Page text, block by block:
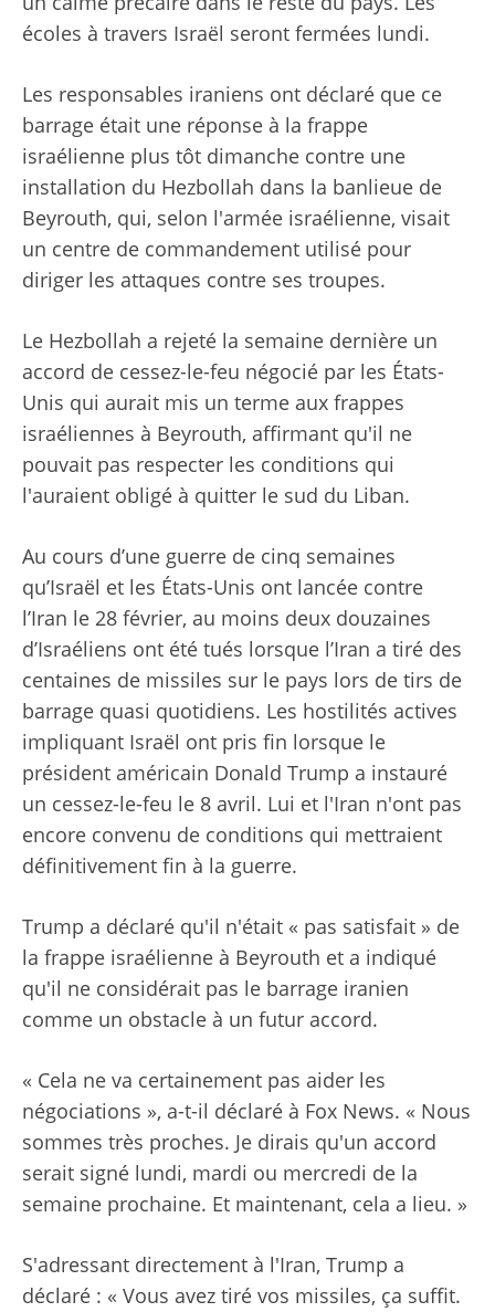
écoles à travers Israël seront fermées lundi.
Les responsables iraniens ont déclaré que ce
barrage était une réponse à la frappe
israélienne plus tôt dimanche contre une
installation du Hezbollah dans la banlieue de
Beyrouth, qui, selon l'armée israélienne, visait
un centre de commandement utilisé pour
diriger les attaques contre ses troupes.
Le Hezbollah a rejeté la semaine dernière un
accord de cessez-le-feu négocié par les États-
Unis qui aurait mis un terme aux frappes
israéliennes à Beyrouth, affirmant qu'il ne
pouvait pas respecter les conditions qui
l'auraient obligé à quitter le sud du Liban.
Au cours d’une guerre de cinq semaines
qu’Israël et les États-Unis ont lancée contre
l’Iran le 28 février, au moins deux douzaines
d’Israéliens ont été tués lorsque l’Iran a tiré des
centaines de missiles sur le pays lors de tirs de
barrage quasi quotidiens. Les hostilités actives
impliquant Israël ont pris fin lorsque le
président américain Donald Trump a instauré
un cessez-le-feu le 8 avril. Lui et l'Iran n'ont pas
encore convenu de conditions qui mettraient
définitivement fin à la guerre.
Trump a déclaré qu'il n'était « pas satisfait » de
la frappe israélienne à Beyrouth et a indiqué
qu'il ne considérait pas le barrage iranien
comme un obstacle à un futur accord.
« Cela ne va certainement pas aider les
négociations », a-t-il déclaré à Fox News. « Nous
sommes très proches. Je dirais qu'un accord
serait signé lundi, mardi ou mercredi de la
semaine prochaine. Et maintenant, cela a lieu. »
S'adressant directement à l'Iran, Trump a
déclaré : « Vous avez tiré vos missiles, ça suffit.